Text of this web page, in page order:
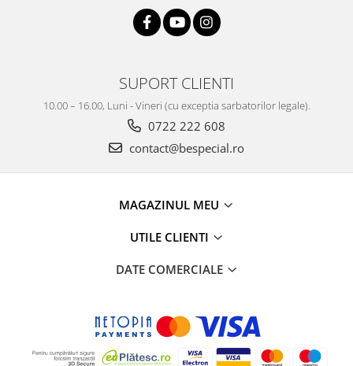
SUPORT CLIENTI
10.00 – 16.00, Luni - Vineri (cu exceptia sarbatorilor legale).
0722 222 608
contact@bespecial.ro
MAGAZINUL MEU
UTILE CLIENTI
DATE COMERCIALE